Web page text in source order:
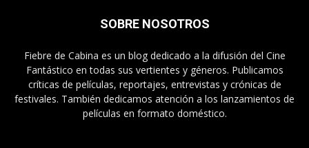
SOBRE NOSOTROS
Fiebre de Cabina es un blog dedicado a la difusión del Cine
Fantástico en todas sus vertientes y géneros. Publicamos
críticas de películas, reportajes, entrevistas y crónicas de
festivales. También dedicamos atención a los lanzamientos de
películas en formato doméstico.